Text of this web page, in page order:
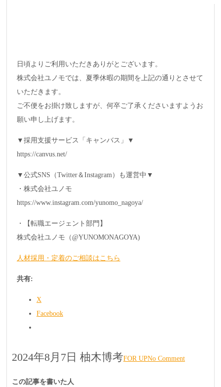
日頃よりご利用いただきありがとございます。
株式会社ユノモでは、夏季休暇の期間を上記の通りとさせて
いただきます。
ご不便をお掛け致しますが、何卒ご了承くださいますようお
願い申し上げます。
▼採用支援サービス「キャンバス」▼
https://canvus.net/
▼公式SNS（Twitter＆Instagram）も運営中▼
・株式会社ユノモ
https://www.instagram.com/yunomo_nagoya/
・【転職エージェント部門】
株式会社ユノモ（@YUNOMONAGOYA)
人材採用・定着のご相談はこちら
共有:
X
Facebook
2024年8月7日 柚木博考FOR UPNo Comment
この記事を書いた人